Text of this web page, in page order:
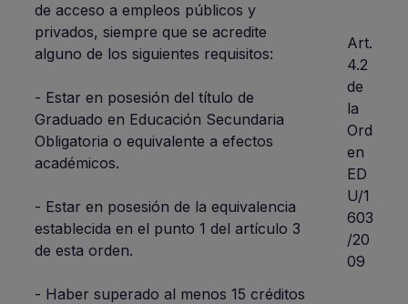
de acceso a empleos públicos y
privados, siempre que se acredite
alguno de los siguientes requisitos:
- Estar en posesión del título de
Graduado en Educación Secundaria
Obligatoria o equivalente a efectos
académicos.
- Estar en posesión de la equivalencia
establecida en el punto 1 del artículo 3
de esta orden.
- Haber superado al menos 15 créditos
Art.
4.2
de
la
Ord
en
ED
U/1
603
/20
09